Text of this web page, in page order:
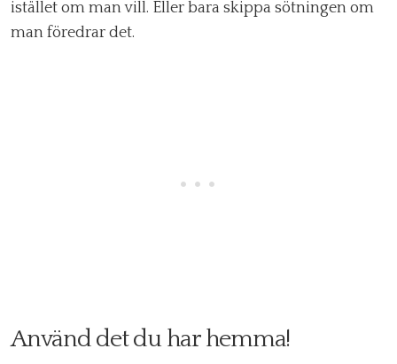
istället om man vill. Eller bara skippa sötningen om
man föredrar det.
Använd det du har hemma!